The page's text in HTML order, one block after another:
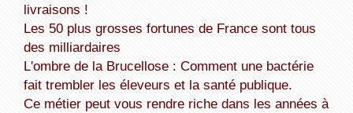
livraisons !
Les 50 plus grosses fortunes de France sont tous
des milliardaires
L'ombre de la Brucellose : Comment une bactérie
fait trembler les éleveurs et la santé publique.
Ce métier peut vous rendre riche dans les années à